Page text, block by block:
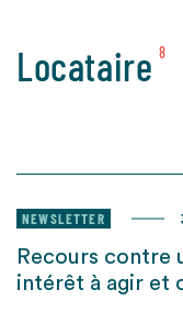
Locataire 8
NEWSLETTER
Recours contre
intérêt à agir et